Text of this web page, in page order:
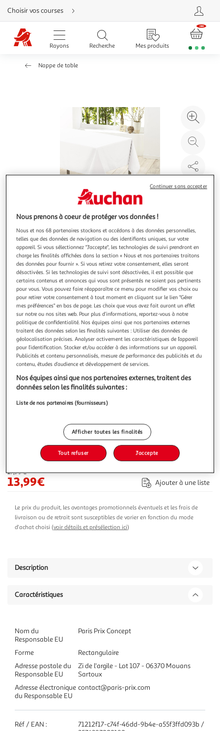
Aller
directement
au
contenu
Aller
directement
Aller
Choisir vos courses
Rayons Recherche Mes produits
Nappe de table
100
%
le
Illustration
précédente
Illustration
suivante
DOUCEUR D'INTÉRIEUR
Nappe antitache essentiel 140x300cm blanc
Informations Techniques : Dimensions : L. 300 x l. 140 cm
Matière : Polyester Spécificités : Convient pour une table
rectangulaire Lavable en machine à 30° Doux au toucher
Poids : 0,622 kg Couleur : Blanc
En savoir +
Vendu par Paris Prix
Livr. ou retrait dès 3/4 jours
A partir de 7,99€
Plus d'options
Vendu parParis Prix 13,99€ 17,99€
4,99€
Multishop
17,99€
13,99€
Ajouter au panier
Ajouter à une liste
Le prix du produit, les avantages promotionnels éventuels et les frais de
livraison ou de retrait sont susceptibles de varier en fonction du mode
d'achat choisi (voir détails et présélection ici)
Description
Caractéristiques
Nom du
Responsable EU
Paris Prix Concept
Forme
Rectangulaire
Adresse postale du
Responsable EU
Zi de l'argile - Lot 107 - 06370 Mouans
Sartoux
Adresse électronique
du Responsable EU
contact@paris-prix.com
Réf / EAN :
71212f17-c74f-46dd-9b4e-a55f3ffd093b /
Nous prenons à coeur de protéger vos données !
Nous et nos 68 partenaires stockons et accédons à des données personnelles,
telles que des données de navigation ou des identifiants uniques, sur votre
appareil. Si vous sélectionnez "J'accepte", les technologies de suivi prendront en
charge les finalités affichées dans la section « Nous et nos partenaires traitons
des données pour fournir ». Si vous retirez votre consentement, elles seront
désactivées. Si les technologies de suivi sont désactivées, il est possible que
certains contenus et annonces qui vous sont présentés ne soient pas pertinents
pour vous. Vous pouvez faire réapparaître ce menu pour modifier vos choix ou
pour retirer votre consentement à tout moment en cliquant sur le lien "Gérer
mes préférences" en bas de page. Les choix que vous avez fait auront un effet
sur notre ou nos sites web. Pour plus d’informations, reportez-vous à notre
politique de confidentialité. Nos équipes ainsi que nos partenaires externes
traitent des données selon les finalités suivantes : Utiliser des données de
géolocalisation précises. Analyser activement les caractéristiques de l’appareil
pour l’identification. Stocker et/ou accéder à des informations sur un appareil.
Publicités et contenu personnalisés, mesure de performance des publicités et du
contenu, études d’audience et développement de services.
Nos équipes ainsi que nos partenaires externes, traitent des
données selon les finalités suivantes :
Liste de nos partenaires (fournisseurs)
Afficher toutes les finalités
Tout refuser J'accepte
Continuer sans accepter